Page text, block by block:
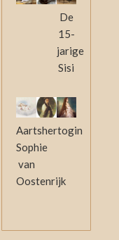
De
15-
jarige
Sisi
Aartshertogin
Sophie
van
Oostenrijk